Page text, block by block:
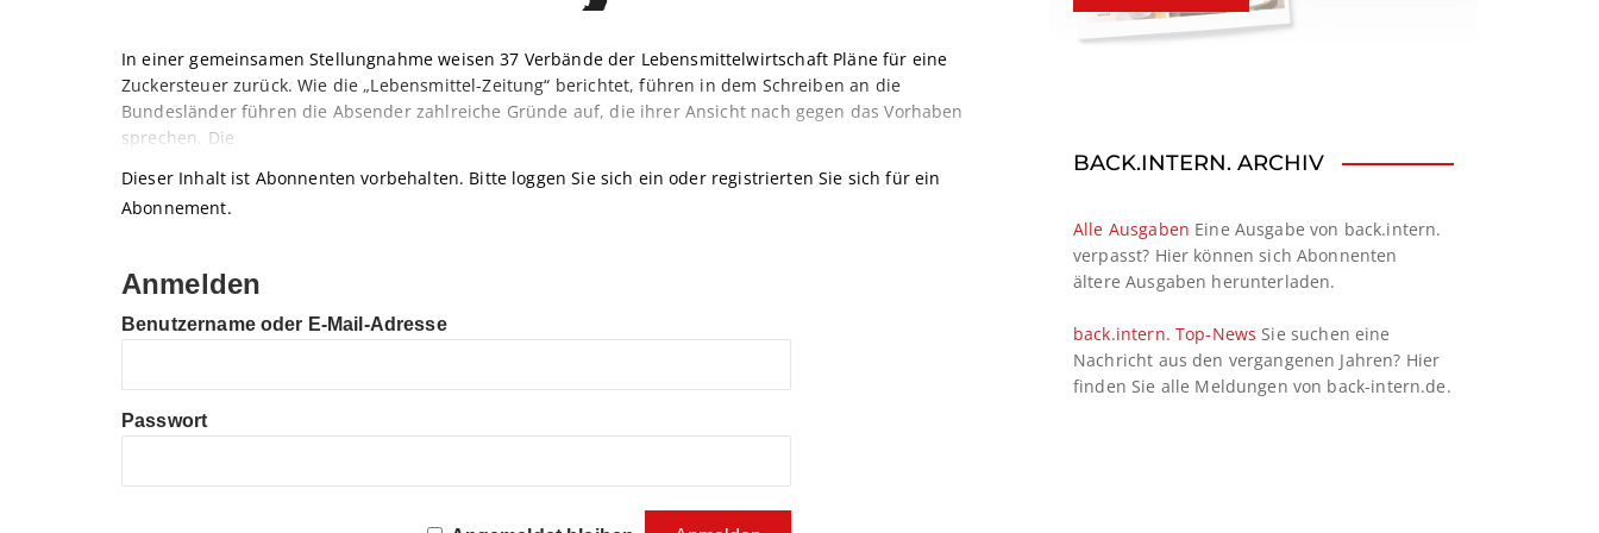
In einer gemeinsamen Stellungnahme weisen 37 Verbände der Lebensmittelwirtschaft Pläne für eine
Zuckersteuer zurück. Wie die „Lebensmittel-Zeitung“ berichtet, führen in dem Schreiben an die
Bundesländer führen die Absender zahlreiche Gründe auf, die ihrer Ansicht nach gegen das Vorhaben
sprechen. Die
Dieser Inhalt ist Abonnenten vorbehalten. Bitte loggen Sie sich ein oder registrierten Sie sich für ein
Abonnement.
Anmelden
Benutzername oder E-Mail-Adresse
Passwort
BACK.INTERN. ARCHIV
Alle Ausgaben Eine Ausgabe von back.intern.
verpasst? Hier können sich Abonnenten
ältere Ausgaben herunterladen.
back.intern. Top-News Sie suchen eine
Nachricht aus den vergangenen Jahren? Hier
finden Sie alle Meldungen von back-intern.de.